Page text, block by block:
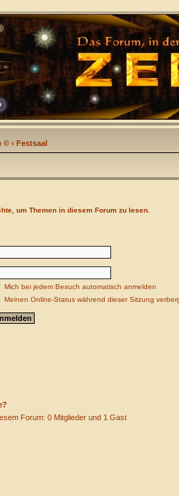
© ‹ Festsaal
um Themen in diesem Forum zu lesen.
Mich bei jedem Besuch automatisch anmelden
Meinen Online-Status während dieser Sitzung
Forum: 0 Mitglieder und 1 Gast